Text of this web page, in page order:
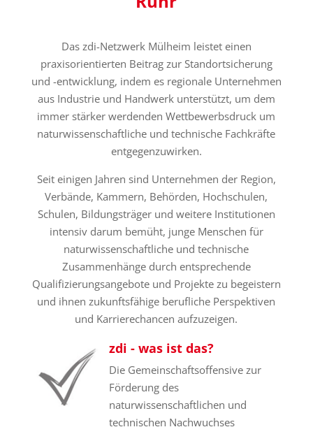
Das zdi-Netzwerk Mülheim leistet einen
praxisorientierten Beitrag zur Standortsicherung
und -entwicklung, indem es regionale Unternehmen
aus Industrie und Handwerk unterstützt, um dem
immer stärker werdenden Wettbewerbsdruck um
naturwissenschaftliche und technische Fachkräfte
entgegenzuwirken.
Seit einigen Jahren sind Unternehmen der Region,
Verbände, Kammern, Behörden, Hochschulen,
Schulen, Bildungsträger und weitere Institutionen
intensiv darum bemüht, junge Menschen für
naturwissenschaftliche und technische
Zusammenhänge durch entsprechende
Qualifizierungsangebote und Projekte zu begeistern
und ihnen zukunftsfähige berufliche Perspektiven
und Karrierechancen aufzuzeigen.
zdi - was ist das?
Die Gemeinschaftsoffensive zur
Förderung des
naturwissenschaftlichen und
technischen Nachwuchses